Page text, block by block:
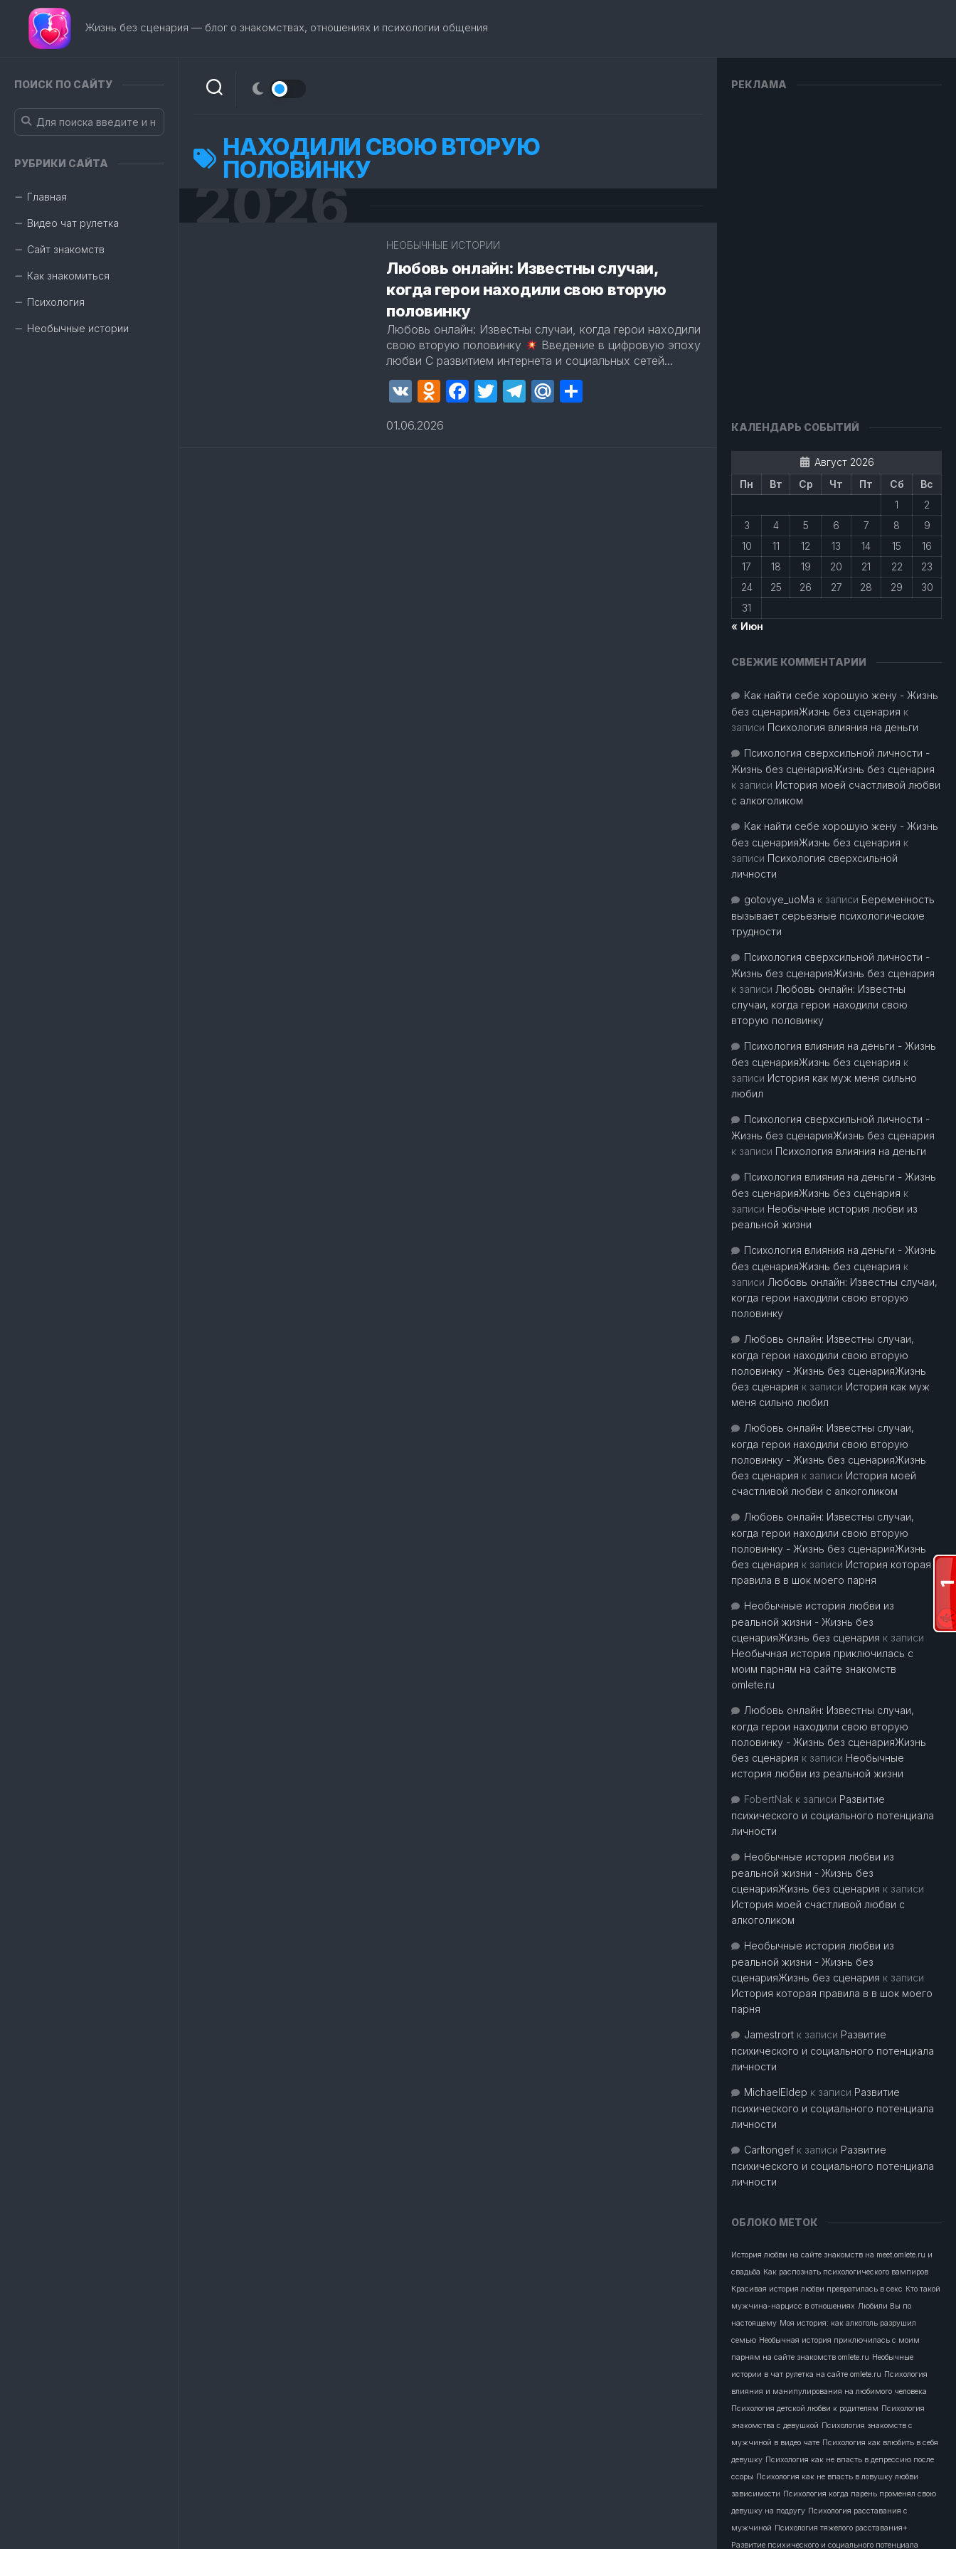
Перейти
содержанию
Жизнь без сценария — блог о знакомствах, отношениях и психологии общения
ПОИСК ПО САЙТУ
РУБРИКИ САЙТА
Главная
Видео чат рулетка
Сайт знакомств
Как знакомиться
Психология
Необычные истории
НАХОДИЛИ СВОЮ ВТОРУЮ
ПОЛОВИНКУ
2026
НЕОБЫЧНЫЕ ИСТОРИИ
Любовь онлайн: Известны случаи,
когда герои находили свою вторую
половинку
Любовь онлайн: Известны случаи, когда герои находили
свою вторую половинку
Введение в цифровую эпоху
любви С развитием интернета и социальных сетей...
VK Odnoklassniki
Facebook
Twitter
Telegram
Mail.Ru
01.06.2026
РЕКЛАМА
КАЛЕНДАРЬ СОБЫТИЙ
Август 2026
Пн
Вт Ср Чт Пт Сб
Вс
1
2
3
4 5 6 7 8
9
10
11 12 13 14 15
16
17
18 19 20 21 22
23
24
25 26 27 28 29
30
31
« Июн
СВЕЖИЕ КОММЕНТАРИИ
Как найти себе хорошую жену - Жизнь
без сценарияЖизнь без сценария к
записи Психология влияния на деньги
Психология сверхсильной личности -
Жизнь без сценарияЖизнь без сценария
к записи История моей счастливой любви
с алкоголиком
Как найти себе хорошую жену - Жизнь
без сценарияЖизнь без сценария к
записи Психология сверхсильной
личности
gotovye_uoMa к записи Беременность
вызывает серьезные психологические
трудности
Психология сверхсильной личности -
Жизнь без сценарияЖизнь без сценария
к записи Любовь онлайн: Известны
случаи, когда герои находили свою
вторую половинку
Психология влияния на деньги - Жизнь
без сценарияЖизнь без сценария к
записи История как муж меня сильно
любил
Психология сверхсильной личности -
Жизнь без сценарияЖизнь без сценария
к записи Психология влияния на деньги
Психология влияния на деньги - Жизнь
без сценарияЖизнь без сценария к
записи Необычные история любви из
реальной жизни
Психология влияния на деньги - Жизнь
без сценарияЖизнь без сценария к
записи Любовь онлайн: Известны случаи,
когда герои находили свою вторую
половинку
Любовь онлайн: Известны случаи,
когда герои находили свою вторую
половинку - Жизнь без сценарияЖизнь
без сценария к записи История как муж
меня сильно любил
Любовь онлайн: Известны случаи,
когда герои находили свою вторую
половинку - Жизнь без сценарияЖизнь
без сценария к записи История моей
счастливой любви с алкоголиком
Любовь онлайн: Известны случаи,
когда герои находили свою вторую
половинку - Жизнь без сценарияЖизнь
без сценария к записи История которая
правила в в шок моего парня
Необычные история любви из
реальной жизни - Жизнь без
сценарияЖизнь без сценария к записи
Необычная история приключилась с
моим парням на сайте знакомств
omlete.ru
Любовь онлайн: Известны случаи,
когда герои находили свою вторую
половинку - Жизнь без сценарияЖизнь
без сценария к записи Необычные
история любви из реальной жизни
FobertNak к записи Развитие
психического и социального потенциала
личности
Необычные история любви из
реальной жизни - Жизнь без
сценарияЖизнь без сценария к записи
История моей счастливой любви с
алкоголиком
Необычные история любви из
реальной жизни - Жизнь без
сценарияЖизнь без сценария к записи
История которая правила в в шок моего
парня
Jamestrort к записи Развитие
психического и социального потенциала
личности
MichaelEldep к записи Развитие
психического и социального потенциала
личности
Carltongef к записи Развитие
психического и социального потенциала
личности
ОБЛОКО МЕТОК
История любви на сайте знакомств на meet.omlete.ru и
свадьба Как распознать психологического вампиров
Красивая история любви превратилась в секс Кто такой
мужчина-нарцисс в отношениях Любили Вы по
настоящему Моя история: как алкоголь разрушил
семью Необычная история приключилась с моим
парням на сайте знакомств omlete.ru Необычные
истории в чат рулетка на сайте omlete.ru Психология
влияния и манипулирования на любимого человека
Психология детской любви к родителям Психология
знакомства с девушкой Психология знакомств с
мужчиной в видео чате Психология как влюбить в себя
девушку Психология как не впасть в депрессию после
ссоры Психология как не впасть в ловушку любви
зависимости Психология когда парень променял свою
девушку на подругу Психология расставания с
мужчиной Психология тяжелого расставания+
Развитие психического и социального потенциала